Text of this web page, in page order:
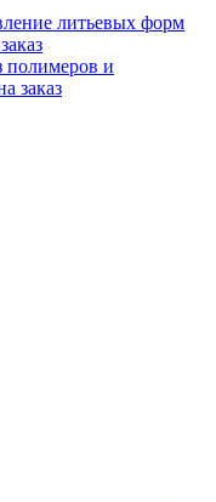
литьевых форм
полимеров и
заказ